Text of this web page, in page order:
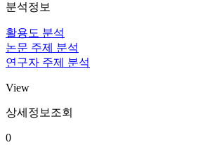
분석정보
활용도 분석
논문 주제 분석
연구자 주제 분석
View
상세정보조회
0